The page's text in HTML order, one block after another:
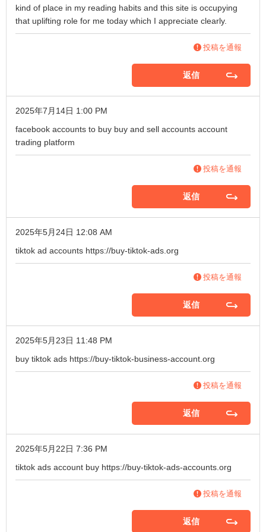
kind of place in my reading habits and this site is occupying
that uplifting role for me today which I appreciate clearly.
投稿を通報
返信
2025年7月14日 1:00 PM
facebook accounts to buy buy and sell accounts account
trading platform
投稿を通報
返信
2025年5月24日 12:08 AM
tiktok ad accounts https://buy-tiktok-ads.org
投稿を通報
返信
2025年5月23日 11:48 PM
buy tiktok ads https://buy-tiktok-business-account.org
投稿を通報
返信
2025年5月22日 7:36 PM
tiktok ads account buy https://buy-tiktok-ads-accounts.org
投稿を通報
返信